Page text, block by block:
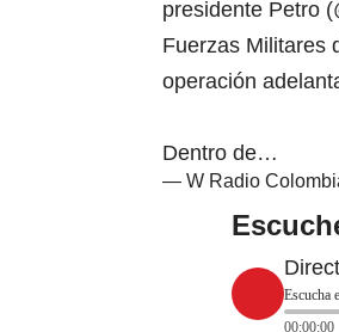
presidente Petro (
Fuerzas Militares
operación
Dentro de…
— W Radio
Escucha
00:00:00